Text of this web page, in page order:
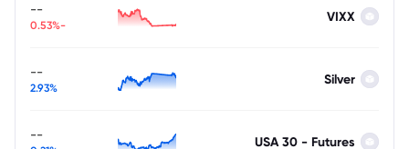
VIXX
--
-0.53%
Silver
--
2.93%
USA 30 - Futures
--